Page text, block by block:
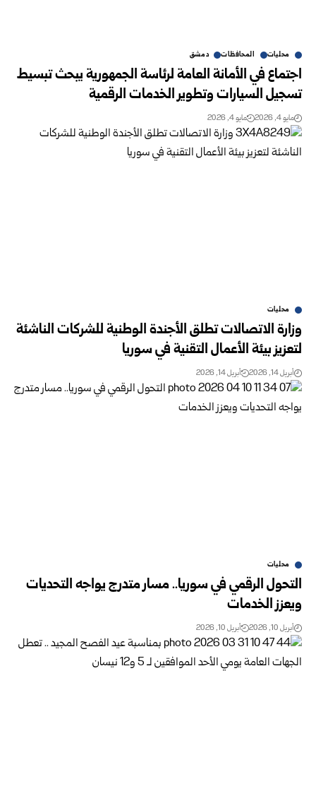
محليات المحافظات دمشق
اجتماع في الأمانة العامة لرئاسة الجمهورية يبحث تبسيط
تسجيل السيارات وتطوير الخدمات الرقمية
مايو 4, 2026 مايو 4, 2026
محليات
وزارة الاتصالات تطلق الأجندة الوطنية للشركات الناشئة
لتعزيز بيئة الأعمال التقنية في سوريا
أبريل 14, 2026 أبريل 14, 2026
محليات
التحول الرقمي في سوريا.. مسار متدرج يواجه التحديات
ويعزز الخدمات
أبريل 10, 2026 أبريل 10, 2026